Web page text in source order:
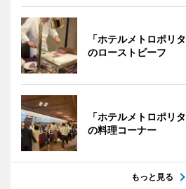
「ホテルメトロポリ
のローストビーフ
「ホテルメトロポリ
の料理コーナー
もっと見る